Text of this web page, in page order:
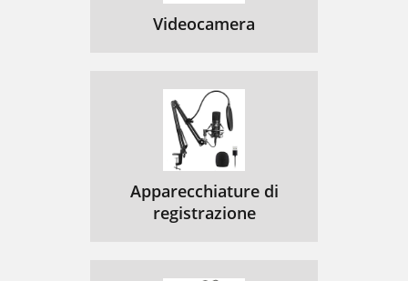
Videocamera
Apparecchiature di
registrazione